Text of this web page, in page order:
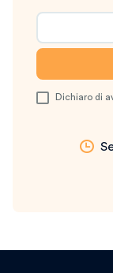
Dichiaro di